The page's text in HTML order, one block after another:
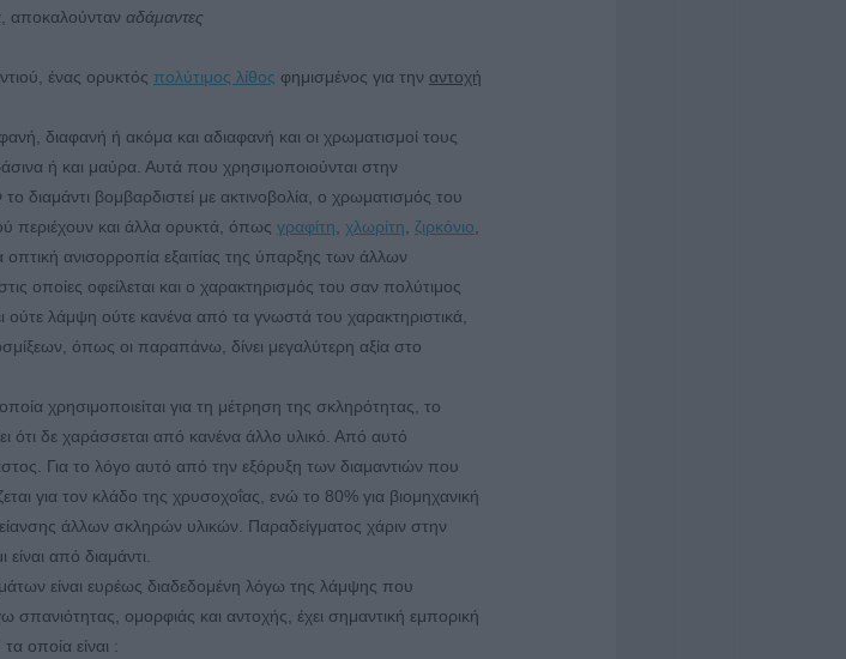
αποκαλούνταν αδάμαντες
ένας ορυκτός πολύτιμος λίθος φημισμένος για την αντοχή
διαφανή ή ακόμα και αδιαφανή και οι χρωματισμοί τους
ή και μαύρα. Αυτά που χρησιμοποιούνται στην
διαμάντι βομβαρδιστεί με ακτινοβολία, ο χρωματισμός του
περιέχουν και άλλα ορυκτά, όπως γραφίτη χλωρίτη ζιρκόνιο
ανισορροπία εξαιτίας της ύπαρξης των άλλων
οποίες οφείλεται και ο χαρακτηρισμός του σαν πολύτιμος
ούτε λάμψη ούτε κανένα από τα γνωστά του χαρακτηριστικά,
όπως οι παραπάνω, δίνει μεγαλύτερη αξία στο
χρησιμοποιείται για τη μέτρηση της σκληρότητας, το
ότι δε χαράσσεται από κανένα άλλο υλικό. Από αυτό
Για το λόγο αυτό από την εξόρυξη των διαμαντιών που
για τον κλάδο της χρυσοχοΐας, ενώ το 80% για βιομηχανική
άλλων σκληρών υλικών. Παραδείγματος χάριν στην
από διαμάντι.
είναι ευρέως διαδεδομένη λόγω της λάμψης που
ομορφιάς και αντοχής, έχει σημαντική εμπορική
οποία είναι :